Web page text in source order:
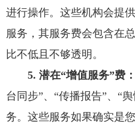
进行操作。这些机构会提
服务，其服务费会包含在
比不低且不够透明。
5. 潜在“增值服务”费：
台同步”、“传播报告”、“
务。这些服务如果确实是